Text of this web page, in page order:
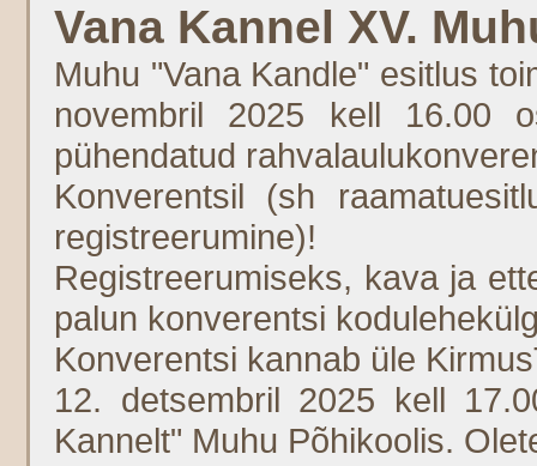
Vana Kannel XV.
Muhu "Vana Kandle" esitlus
novembril 2025 kell 16.00
pühendatud
Konverentsil (sh
registreerumine)!
Registreerumiseks, kava ja
palun konverentsi
Konverentsi kannab üle
12. detsembril 2025 kell
Kannelt" Muhu Põhikoolis.